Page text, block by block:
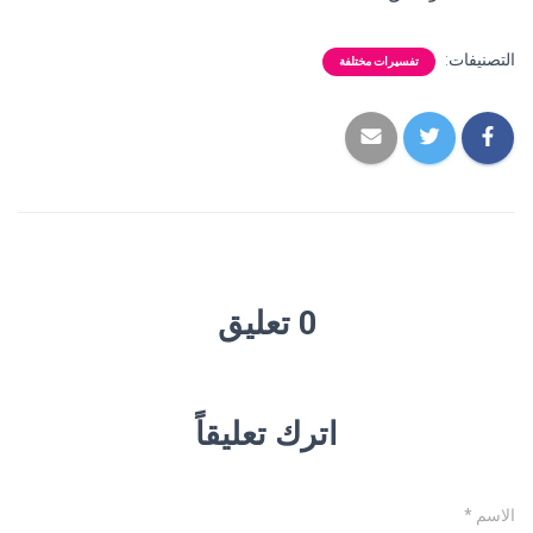
التصنيفات: تفسيرات مختلفة
0 تعليق
اترك تعليقاً
الاسم *